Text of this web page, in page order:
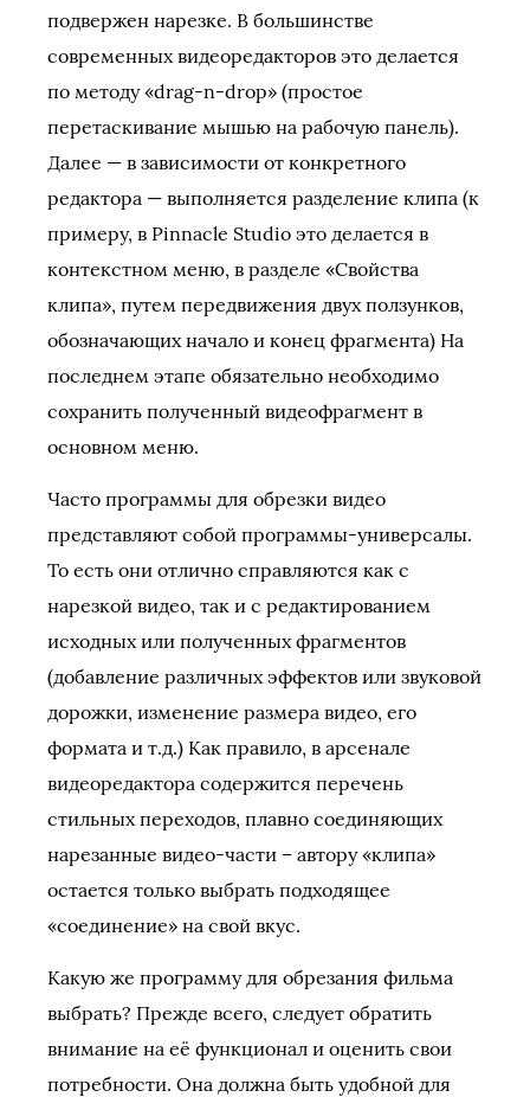
подвержен нарезке. В большинстве
современных видеоредакторов это делается
по методу «drag-n-drop» (простое
перетаскивание мышью на рабочую панель).
Далее — в зависимости от конкретного
редактора — выполняется разделение клипа (к
примеру, в Pinnacle Studio это делается в
контекстном меню, в разделе «Свойства
клипа», путем передвижения двух ползунков,
обозначающих начало и конец фрагмента) На
последнем этапе обязательно необходимо
сохранить полученный видеофрагмент в
основном меню.
Часто программы для обрезки видео
представляют собой программы-универсалы.
То есть они отлично справляются как с
нарезкой видео, так и с редактированием
исходных или полученных фрагментов
(добавление различных эффектов или звуковой
дорожки, изменение размера видео, его
формата и т.д.) Как правило, в арсенале
видеоредактора содержится перечень
стильных переходов, плавно соединяющих
нарезанные видео-части – автору «клипа»
остается только выбрать подходящее
«соединение» на свой вкус.
Какую же программу для обрезания фильма
выбрать? Прежде всего, следует обратить
внимание на её функционал и оценить свои
потребности. Она должна быть удобной для